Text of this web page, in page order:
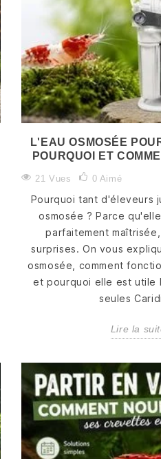
BIEN ACCLIMATER
ET MAINTENIR VOS
PLANTES IN VITRO
ET EN POT
Apprenez à bien
préparer, acclimater et
entretenir vos plantes
aquatiques, qu’elles
soient in vitro ou en
LE
Le
une
Lire
L'EAU OSMOSÉE
POURQUOI ET
21 Vues 0 Aimé
Pourquoi tant d'éleveurs
osmosée ? Parce
parfaitement
surprises. On vous
osmosée, comment
et pourquoi elle est utile
seules
Lire la